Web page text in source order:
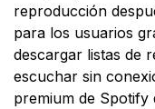
reproducción
para los usuarios
descargar listas de
escuchar sin
premium de Spotify